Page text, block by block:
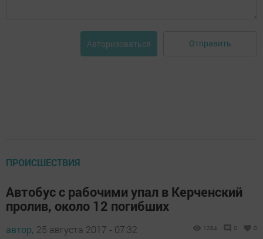
Авторизоваться Отправить
ПРОИСШЕСТВИЯ
Автобус с рабочими упал в Керченский
пролив, около 12 погибших
автор, 25 августа 2017 - 07:32 1284 0 0